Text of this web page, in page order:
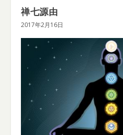
禅七源由
2017年2月16日